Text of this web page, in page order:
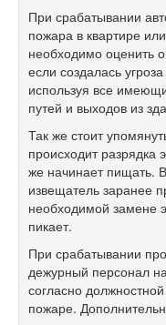
При срабатывании
пожара в квартире
необходимо оценить
если создалась
используя все
путей и выходов из
Так же стоит
происходит разрядка
же начинает пищать.
извещатель заранее
необходимой замене
пикает.
При срабатывании
дежурный персонал
согласно
пожаре.